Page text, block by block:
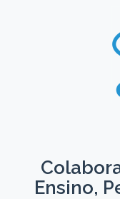
Ensino,